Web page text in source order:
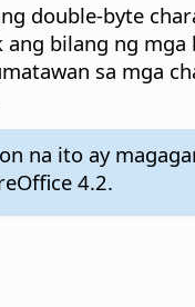
double-byte
ang bilang ng mga
sa mga
na ito ay
4.2.